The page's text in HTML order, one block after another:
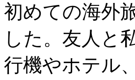
初めての海外
した。友人と
行機やホテル